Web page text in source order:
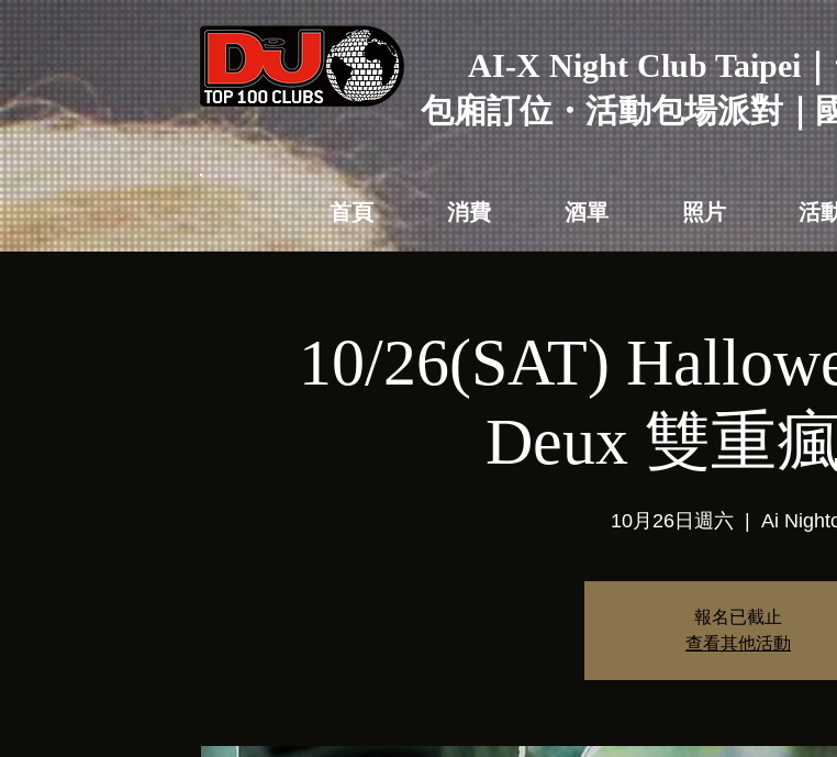
AI-X Night Club Taipei
包廂訂位・活動包場派對｜
首頁 消費 酒單 照片 活
10/26(SAT)
Deux 雙重瘋
10月26日週六
  |
Ai
報名已截止
查看其他活動